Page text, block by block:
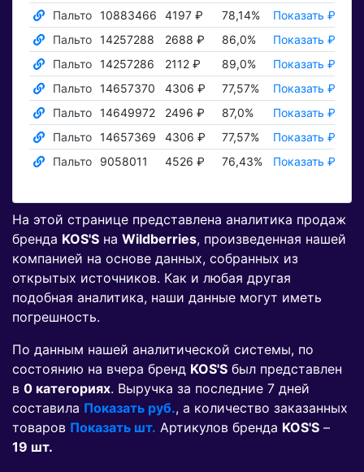
Пальто
10883466 4197 ₽ 78,14% Показать ₽
Пальто
14257288 2688 ₽ 86,0% Показать ₽
Пальто
14257286 2112 ₽ 89,0% Показать ₽
Пальто
14657370 4306 ₽ 77,57% Показать ₽
Пальто
14649972 2496 ₽ 87,0% Показать ₽
Пальто
14657369 4306 ₽ 77,57% Показать ₽
Пальто
9058011 4526 ₽ 76,43% Показать ₽
На этой странице представлена аналитика продаж
бренда KOS'S на Wildberries, произведенная нашей
компанией на основе данных, собранных из
открытых источников. Как и любая другая
подобная аналитика, наши данные могут иметь
погрешность.
По данным нашей аналитической системы, по
состоянию на вчера бренд KOS'S был представлен
в 0 категориях. Выручка за последние 7 дней
составила Показать руб., а количество заказанных
товаров Показать шт. Артикулов бренда KOS'S –
19 шт.